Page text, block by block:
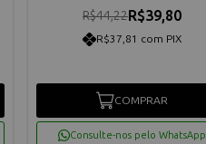
R$44,22R$39,80
R$37,81 com PIX
COMPRAR
Consulte-nos pelo WhatsApp